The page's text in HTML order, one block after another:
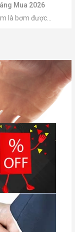
Mua 2026
là bơm được...